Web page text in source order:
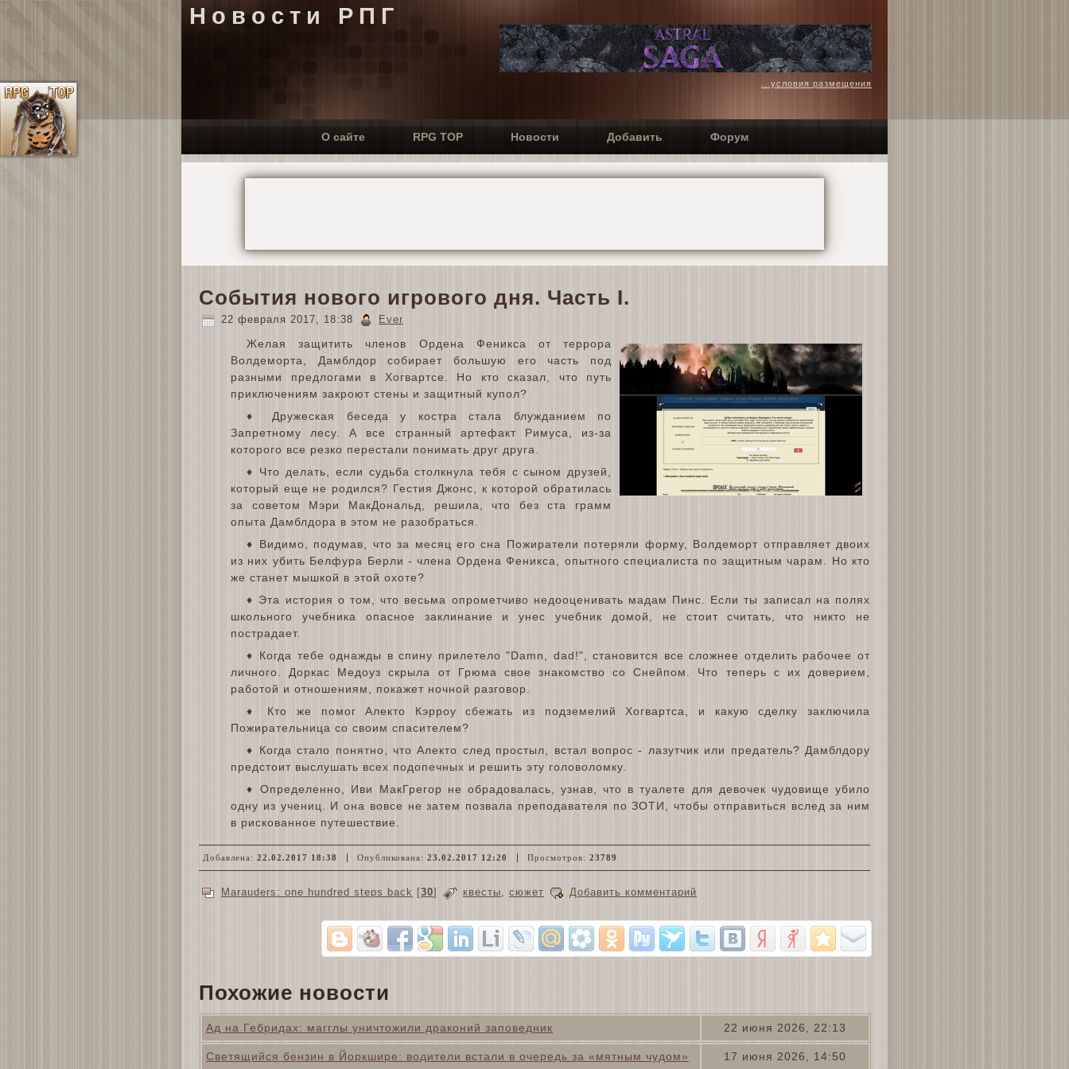
Новости РПГ
...условия размещения
О сайте RPG TOP Новости Добавить Форум
События нового игрового дня. Часть I.
22 февраля 2017, 18:38 Ever
Желая защитить членов Ордена Феникса от террора
Волдеморта, Дамблдор собирает большую его часть под
разными предлогами в Хогвартсе. Но кто сказал, что путь
приключениям закроют стены и защитный купол?
♦ Дружеская беседа у костра стала блужданием по
Запретному лесу. А все странный артефакт Римуса, из-за
которого все резко перестали понимать друг друга.
♦ Что делать, если судьба столкнула тебя с сыном друзей,
который еще не родился? Гестия Джонс, к которой обратилась
за советом Мэри МакДональд, решила, что без ста грамм
опыта Дамблдора в этом не разобраться.
♦ Видимо, подумав, что за месяц его сна Пожиратели потеряли форму, Волдеморт отправляет двоих
из них убить Белфура Берли - члена Ордена Феникса, опытного специалиста по защитным чарам. Но кто
же станет мышкой в этой охоте?
♦ Эта история о том, что весьма опрометчиво недооценивать мадам Пинс. Если ты записал на полях
школьного учебника опасное заклинание и унес учебник домой, не стоит считать, что никто не
пострадает.
♦ Когда тебе однажды в спину прилетело "Damn, dad!", становится все сложнее отделить рабочее от
личного. Доркас Медоуз скрыла от Грюма свое знакомство со Снейпом. Что теперь с их доверием,
работой и отношениям, покажет ночной разговор.
♦ Кто же помог Алекто Кэрроу сбежать из подземелий Хогвартса, и какую сделку заключила
Пожирательница со своим спасителем?
♦ Когда стало понятно, что Алекто след простыл, встал вопрос - лазутчик или предатель? Дамблдору
предстоит выслушать всех подопечных и решить эту головоломку.
♦ Определенно, Иви МакГрегор не обрадовалась, узнав, что в туалете для девочек чудовище убило
одну из учениц. И она вовсе не затем позвала преподавателя по ЗОТИ, чтобы отправиться вслед за ним
в рискованное путешествие.
Добавлена: 22.02.2017 18:38 Опубликована: 23.02.2017 12:20 Просмотров: 23789
Marauders: one hundred steps back [30] квесты сюжет Добавить комментарий
Похожие новости
22 июня 2026, 22:13
Ад на Гебридах: магглы уничтожили драконий заповедник
17 июня 2026, 14:50
Светящийся бензин в Йоркшире: водители встали в очередь за «мятным чудом»